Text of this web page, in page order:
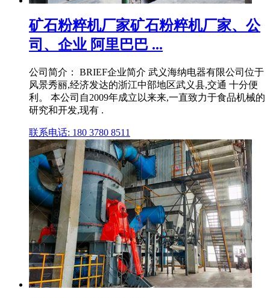
矿石粉粹机厂家矿石粉粹机厂家、公
司、企业 阿里巴巴 ...
公司简介： BRIEF企业简介 武义海纳电器有限公司位于
风景秀丽,经济发达的浙江中部地区武义县,交通 十分便
利。 本公司自2009年成立以来来,一直致力于食品机械的
研究和开发,现有 .
联系电话: 180 3780 8511